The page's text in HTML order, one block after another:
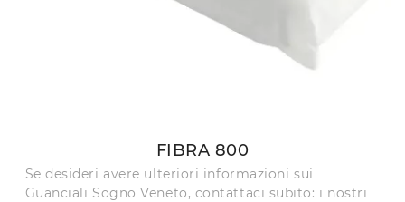
FIBRA 800
Se desideri avere ulteriori informazioni sui
Guanciali Sogno Veneto, contattaci subito: i nostri